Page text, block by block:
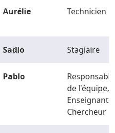
Aurélie Technicien
Sadio Stagiaire
Pablo
Responsable
de l'équipe,
Enseignant-
Chercheur